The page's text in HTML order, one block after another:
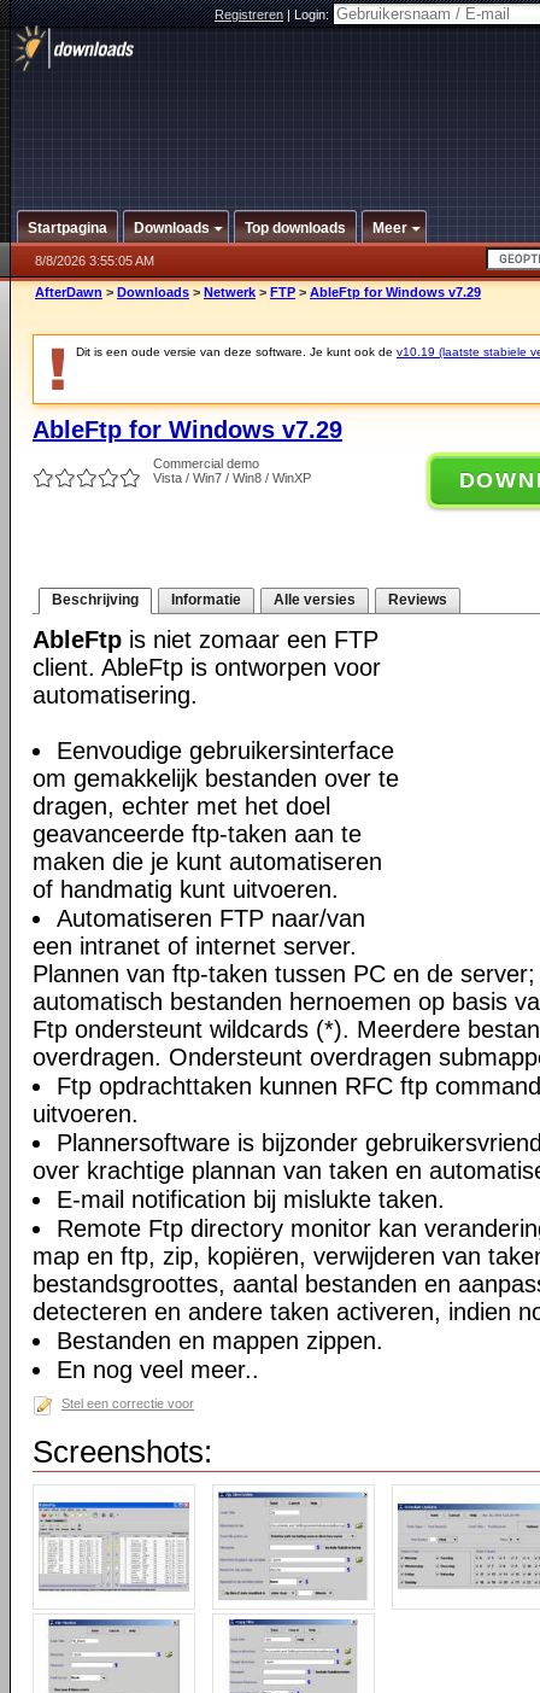
Registreren|Login:
Startpagina Downloads Top downloads Meer
8/8/2026 3:55:05 AM
AfterDawn > Downloads > Netwerk > FTP > AbleFtp for Windows v7.29
Dit is een oude versie van deze software. Je kunt ook de v10.19 (laatste stabiele
AbleFtp for Windows v7.29
Commercial demo
Vista / Win7 / Win8 / WinXP
Beschrijving Informatie Alle versies Reviews
AbleFtp is niet zomaar een FTP
client. AbleFtp is ontworpen voor
automatisering.
Eenvoudige gebruikersinterface
om gemakkelijk bestanden over te
dragen, echter met het doel
geavanceerde ftp-taken aan te
maken die je kunt automatiseren
of handmatig kunt uitvoeren.
Automatiseren FTP naar/van
een intranet of internet server.
Plannen van ftp-taken tussen PC en de
automatisch bestanden hernoemen op basis
Ftp ondersteunt wildcards (*). Meerdere
overdragen. Ondersteunt overdragen
Ftp opdrachttaken kunnen RFC ftp
uitvoeren.
Plannersoftware is bijzonder
over krachtige plannan van taken en
E-mail notification bij mislukte taken.
Remote Ftp directory monitor kan
map en ftp, zip, kopiëren, verwijderen van
bestandsgroottes, aantal bestanden en
detecteren en andere taken activeren, indien
Bestanden en mappen zippen.
En nog veel meer..
Stel een correctie voor
Screenshots: